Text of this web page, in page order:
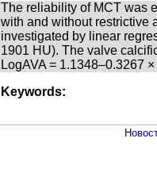
The reliability of MCT was
with and without restrictive
investigated by linear
1901 HU). The valve
LogAVA = 1.1348–0.3267
Keywords: